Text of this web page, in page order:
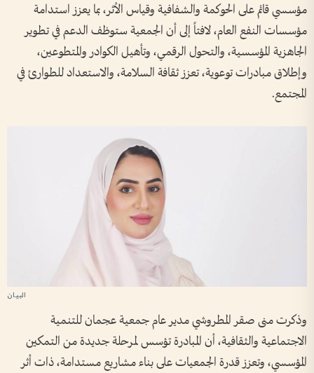
مؤسسي قائم على الحوكمة والشفافية وقياس الأثر، بما يعزز استدامة
مؤسسات النفع العام، لافتاً إلى أن الجمعية ستوظف الدعم في تطوير
الجاهزية المؤسسية، والتحول الرقمي، وتأهيل الكوادر والمتطوعين،
وإطلاق مبادرات توعوية، تعزز ثقافة السلامة، والاستعداد للطوارئ في
المجتمع.
وذكرت منى صقر المطروشي مدير عام جمعية عجمان للتنمية
الاجتماعية والثقافية، أن المبادرة تؤسس لمرحلة جديدة من التمكين
المؤسسي، وتعزز قدرة الجمعيات على بناء مشاريع مستدامة، ذات أثر